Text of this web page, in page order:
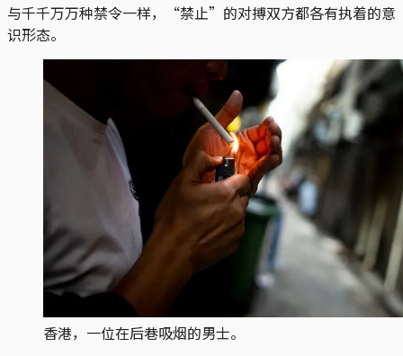
与千千万万种禁令一样，“禁止”的对搏双方都各有执着的意
识形态。
香港，一位在后巷吸烟的男士。